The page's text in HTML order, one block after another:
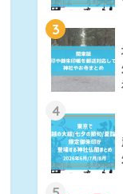
3
4